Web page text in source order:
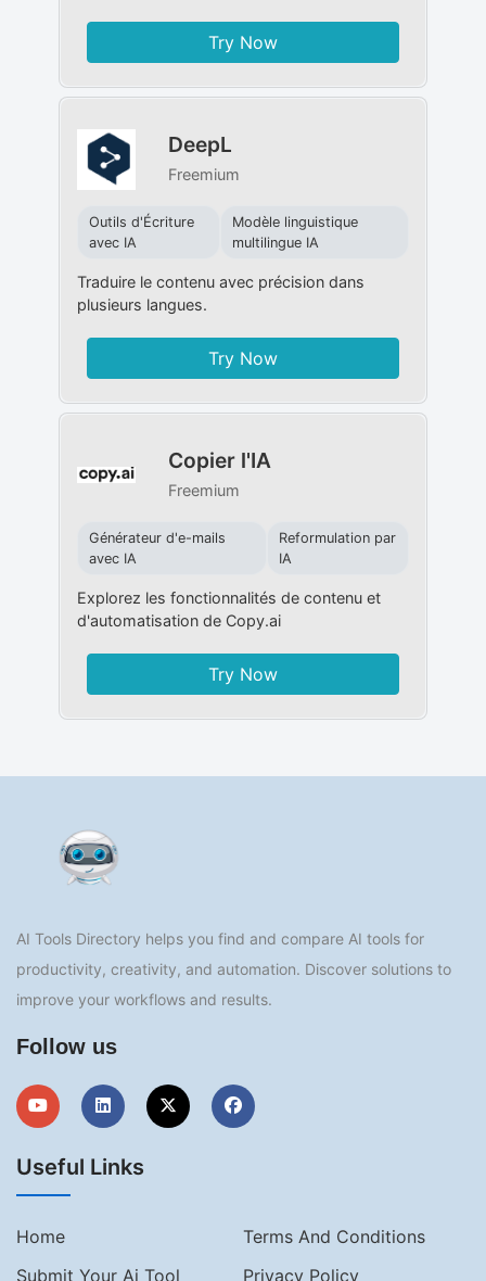
Try Now
DeepL
Freemium
Outils d'Écriture
avec IA
Modèle linguistique
multilingue IA
Traduire le contenu avec précision dans
plusieurs langues.
Try Now
Copier l'IA
Freemium
Générateur d'e-mails
avec IA
Reformulation par
IA
Explorez les fonctionnalités de contenu et
d'automatisation de Copy.ai
Try Now
AI Tools Directory helps you find and compare AI tools for
productivity, creativity, and automation. Discover solutions to
improve your workflows and results.
Follow us
Useful Links
Home
Terms And Conditions
Submit Your Ai Tool
Privacy Policy